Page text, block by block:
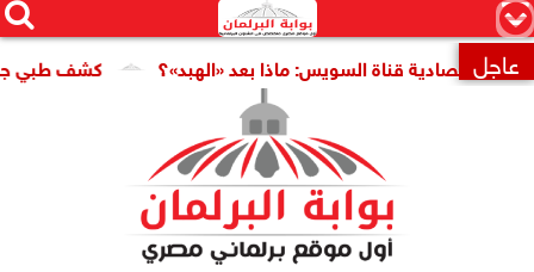
×


 عاجل كشف طبي جديد قناة السويس: ماذا بعد «الهبد»؟